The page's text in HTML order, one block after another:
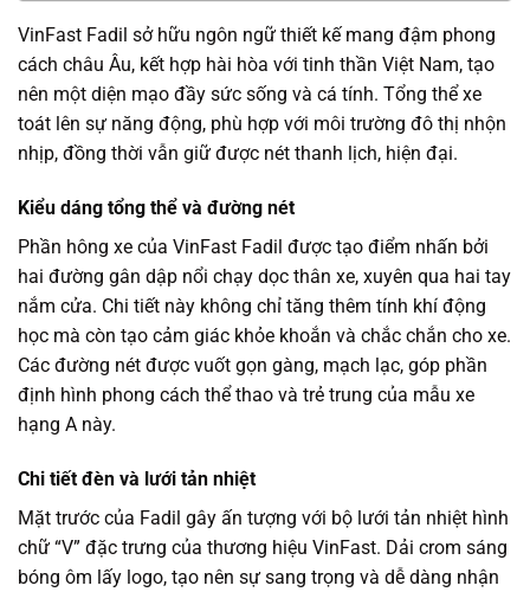
VinFast Fadil sở hữu ngôn ngữ thiết kế mang đậm phong
cách châu Âu, kết hợp hài hòa với tinh thần Việt Nam, tạo
nên một diện mạo đầy sức sống và cá tính. Tổng thể xe
toát lên sự năng động, phù hợp với môi trường đô thị nhộn
nhịp, đồng thời vẫn giữ được nét thanh lịch, hiện đại.
Kiểu dáng tổng thể và đường nét
Phần hông xe của VinFast Fadil được tạo điểm nhấn bởi
hai đường gân dập nổi chạy dọc thân xe, xuyên qua hai tay
nắm cửa. Chi tiết này không chỉ tăng thêm tính khí động
học mà còn tạo cảm giác khỏe khoắn và chắc chắn cho xe.
Các đường nét được vuốt gọn gàng, mạch lạc, góp phần
định hình phong cách thể thao và trẻ trung của mẫu xe
hạng A này.
Chi tiết đèn và lưới tản nhiệt
Mặt trước của Fadil gây ấn tượng với bộ lưới tản nhiệt hình
chữ “V” đặc trưng của thương hiệu VinFast. Dải crom sáng
bóng ôm lấy logo, tạo nên sự sang trọng và dễ dàng nhận